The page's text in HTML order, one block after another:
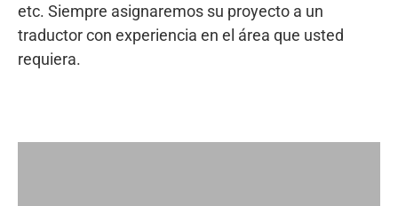
etc. Siempre asignaremos su proyecto a un
traductor con experiencia en el área que usted
requiera.